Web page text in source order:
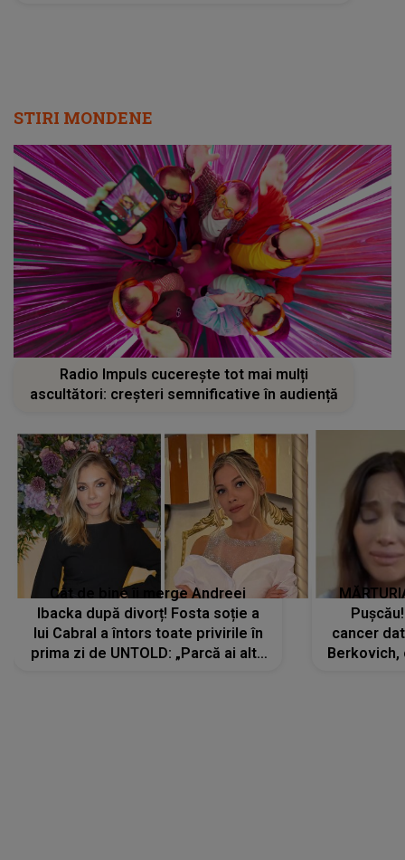
STIRI MONDENE
Radio Impuls cucerește tot mai mulți
ascultători: creșteri semnificative în audiență
Cât de bine îi merge Andreei
Ibacka după divorț! Fosta soție a
lui Cabral a întors toate privirile în
prima zi de UNTOLD: „Parcă ai altă
cancer